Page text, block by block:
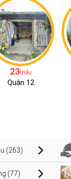
23triệu
Quận 12
(263)
(77)